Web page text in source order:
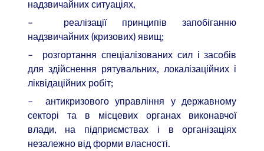
надзвичайних ситуаціях,
– реалізації принципів запобіганню
надзвичайних (кризових) явищ;
– розгортання спеціалізованих сил і засобів
для здійснення рятувальних, локалізаційних і
ліквідаційних робіт;
– антикризового управління у державному
секторі та в місцевих органах виконавчої
влади, на підприємствах і в організаціях
незалежно від форми власності.